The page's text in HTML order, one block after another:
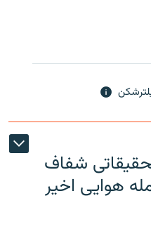
شفاف
هوایی اخیر